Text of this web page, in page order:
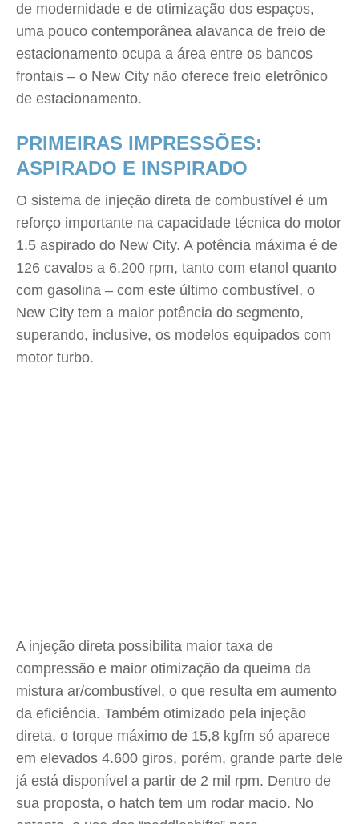
de modernidade e de otimização dos espaços,
uma pouco contemporânea alavanca de freio de
estacionamento ocupa a área entre os bancos
frontais – o New City não oferece freio eletrônico
de estacionamento.
PRIMEIRAS IMPRESSÕES:
ASPIRADO E INSPIRADO
O sistema de injeção direta de combustível é um
reforço importante na capacidade técnica do motor
1.5 aspirado do New City. A potência máxima é de
126 cavalos a 6.200 rpm, tanto com etanol quanto
com gasolina – com este último combustível, o
New City tem a maior potência do segmento,
superando, inclusive, os modelos equipados com
motor turbo.
A injeção direta possibilita maior taxa de
compressão e maior otimização da queima da
mistura ar/combustível, o que resulta em aumento
da eficiência. Também otimizado pela injeção
direta, o torque máximo de 15,8 kgfm só aparece
em elevados 4.600 giros, porém, grande parte dele
já está disponível a partir de 2 mil rpm. Dentro de
sua proposta, o hatch tem um rodar macio. No